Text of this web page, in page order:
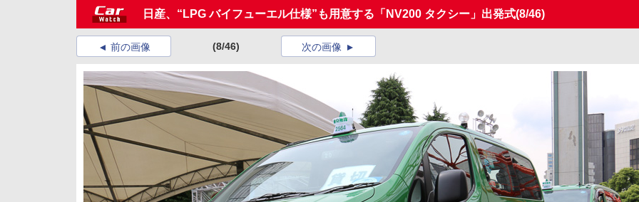
日産、“LPG バイフューエル仕様”も用意する「NV200 タクシー」出発式(8/46)
前の画像 (8/46) 次の画像